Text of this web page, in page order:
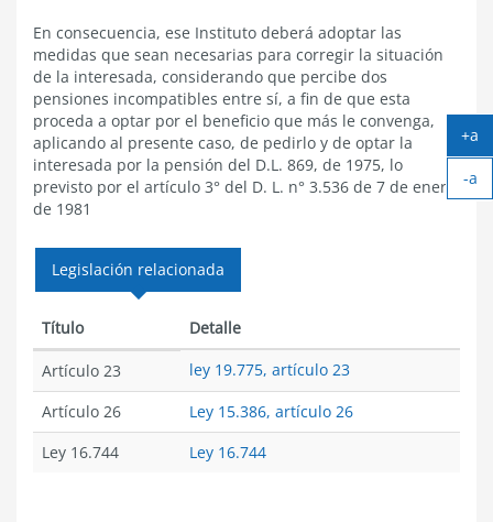
En consecuencia, ese Instituto deberá adoptar las
medidas que sean necesarias para corregir la situación
de la interesada, considerando que percibe dos
pensiones incompatibles entre sí, a fin de que esta
proceda a optar por el beneficio que más le convenga,
aplicando al presente caso, de pedirlo y de optar la
interesada por la pensión del D.L. 869, de 1975, lo
previsto por el artículo 3° del D. L. n° 3.536 de 7 de enero
de 1981
Legislación relacionada
Título Detalle
Artículo 23
ley 19.775, artículo 23
Artículo 26
Ley 15.386, artículo 26
Ley 16.744
Ley 16.744
+a
-a